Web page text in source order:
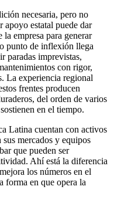
necesaria, pero no
apoyo estatal puede dar
empresa para generar
punto de inflexión llega
paradas imprevistas,
con rigor,
La experiencia regional
frentes producen
del orden de varios
en el tiempo.
Latina cuentan con activos
mercados y equipos
que pueden ser
Ahí está la diferencia
los números en el
forma en que opera la